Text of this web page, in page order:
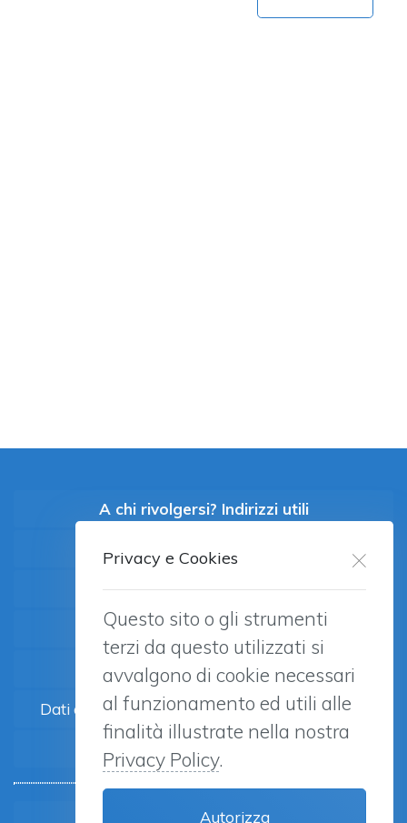
A chi rivolgersi? Indirizzi utili
Studi di popolazione sul GAP
Popolazione Studenti ESPAD
Popolazione Generale GAPS
Dati ADM
Dati economici Gioco Da azzardo sul territorio
Normative
Privacy e Cookies
Questo sito o gli strumenti
terzi da questo utilizzati si
avvalgono di cookie necessari
al funzionamento ed utili alle
finalità illustrate nella nostra
Privacy Policy.
Autorizza